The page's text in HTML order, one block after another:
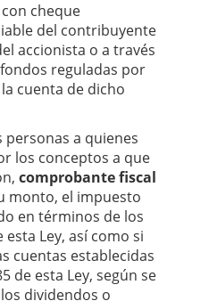
cheque
del contribuyente
accionista o a través
reguladas por
cuenta de dicho
personas a quienes
los conceptos a que
comprobante fiscal
monto, el impuesto
en términos de los
Ley, así como si
cuentas establecidas
de esta Ley, según se
dividendos o